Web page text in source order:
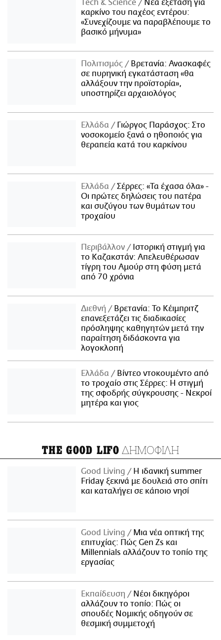
Τech & Science
Νέα εξέταση για
καρκίνο του παχέος εντέρου:
«Συνεχίζουμε να παραβλέπουμε το
βασικό μήνυμα»
Πολιτισμός
Βρετανία: Ανασκαφές
σε πυρηνική εγκατάσταση «θα
αλλάξουν την προϊστορία»,
υποστηρίζει αρχαιολόγος
Ελλάδα
Γιώργος Παράσχος: Στο
νοσοκομείο ξανά ο ηθοποιός για
θεραπεία κατά του καρκίνου
Ελλάδα
Σέρρες: «Τα έχασα όλα» -
Οι πρώτες δηλώσεις του πατέρα
και συζύγου των θυμάτων του
τροχαίου
Περιβάλλον
Ιστορική στιγμή για
το Καζακστάν: Απελευθέρωσαν
τίγρη του Αμούρ στη φύση μετά
από 70 χρόνια
Διεθνή
Βρετανία: Το Κέιμπριτζ
επανεξετάζει τις διαδικασίες
πρόσληψης καθηγητών μετά την
παραίτηση διδάσκοντα για
λογοκλοπή
Ελλάδα
Βίντεο ντοκουμέντο από
το τροχαίο στις Σέρρες: Η στιγμή
της σφοδρής σύγκρουσης - Νεκροί
μητέρα και γιος
THE GOOD LIFO ΔΗΜΟΦΙΛΗ
Good Living
Η ιδανική summer
Friday ξεκινά με δουλειά στο σπίτι
και καταλήγει σε κάποιο νησί
Good Living
Μια νέα οπτική της
επιτυχίας: Πώς Gen Zs και
Millennials αλλάζουν το τοπίο της
εργασίας
Εκπαίδευση
Νέοι δικηγόροι
αλλάζουν το τοπίο: Πώς οι
σπουδές Νομικής οδηγούν σε
θεσμική συμμετοχή